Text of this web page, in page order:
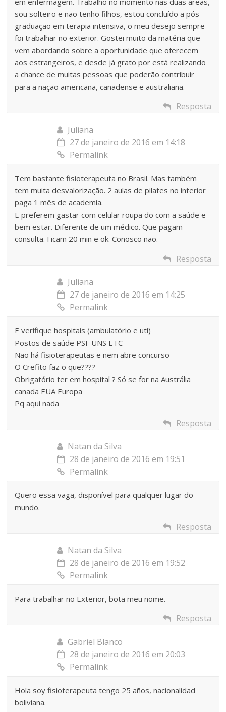
sou solteiro e não tenho filhos, estou concluído a pós
graduação em terapia intensiva, o meu desejo sempre
foi trabalhar no exterior. Gostei muito da matéria que
vem abordando sobre a oportunidade que oferecem
aos estrangeiros, e desde já grato por está realizando
a chance de muitas pessoas que poderão contribuir
para a nação americana, canadense e australiana.
Resposta
Juliana
27 de janeiro de 2016 em 14:18
Permalink
Tem bastante fisioterapeuta no Brasil. Mas também
tem muita desvalorização. 2 aulas de pilates no interior
paga 1 mês de academia.
E preferem gastar com celular roupa do com a saúde e
bem estar. Diferente de um médico. Que pagam
consulta. Ficam 20 min e ok. Conosco não.
Resposta
Juliana
27 de janeiro de 2016 em 14:25
Permalink
E verifique hospitais (ambulatório e uti)
Postos de saúde PSF UNS ETC
Não há fisioterapeutas e nem abre concurso
O Crefito faz o que????
Obrigatório ter em hospital ? Só se for na Austrália
canada EUA Europa
Pq aqui nada
Resposta
Natan da Silva
28 de janeiro de 2016 em 19:51
Permalink
Quero essa vaga, disponível para qualquer lugar do
mundo.
Resposta
Natan da Silva
28 de janeiro de 2016 em 19:52
Permalink
Para trabalhar no Exterior, bota meu nome.
Resposta
Gabriel Blanco
28 de janeiro de 2016 em 20:03
Permalink
Hola soy fisioterapeuta tengo 25 años, nacionalidad
boliviana.